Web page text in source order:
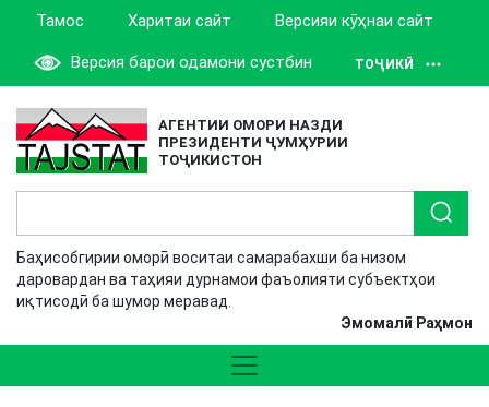
Тамос Харитаи сайт Версияи кӯҳнаи сайт
Версия барои одамони сустбин ТОҶИКӢ
АГЕНТИИ ОМОРИ НАЗДИ
ПРЕЗИДЕНТИ ҶУМҲУРИИ
ТОҶИКИСТОН
Баҳисобгирии оморӣ воситаи самарабахши ба низом
даровардан ва таҳияи дурнамои фаъолияти субъектҳои
иқтисодӣ ба шумор меравад.
Эмомалӣ Раҳмон